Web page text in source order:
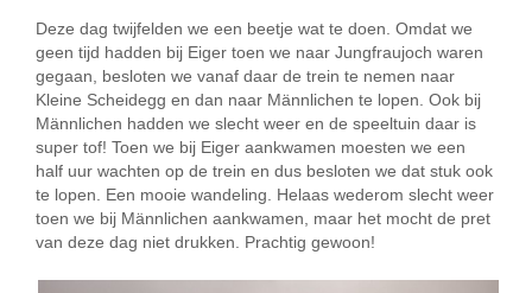
Deze dag twijfelden we een beetje wat te doen. Omdat we
geen tijd hadden bij Eiger toen we naar Jungfraujoch waren
gegaan, besloten we vanaf daar de trein te nemen naar
Kleine Scheidegg en dan naar Männlichen te lopen. Ook bij
Männlichen hadden we slecht weer en de speeltuin daar is
super tof! Toen we bij Eiger aankwamen moesten we een
half uur wachten op de trein en dus besloten we dat stuk ook
te lopen. Een mooie wandeling. Helaas wederom slecht weer
toen we bij Männlichen aankwamen, maar het mocht de pret
van deze dag niet drukken. Prachtig gewoon!